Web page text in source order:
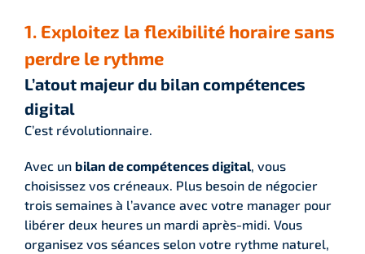
1. Exploitez la flexibilité horaire sans
perdre le rythme
L’atout majeur du bilan compétences
digital
C’est révolutionnaire.
Avec un bilan de compétences digital , vous
choisissez vos créneaux. Plus besoin de négocier
trois semaines à l’avance avec votre manager pour
libérer deux heures un mardi après-midi. Vous
organisez vos séances selon votre rythme naturel,